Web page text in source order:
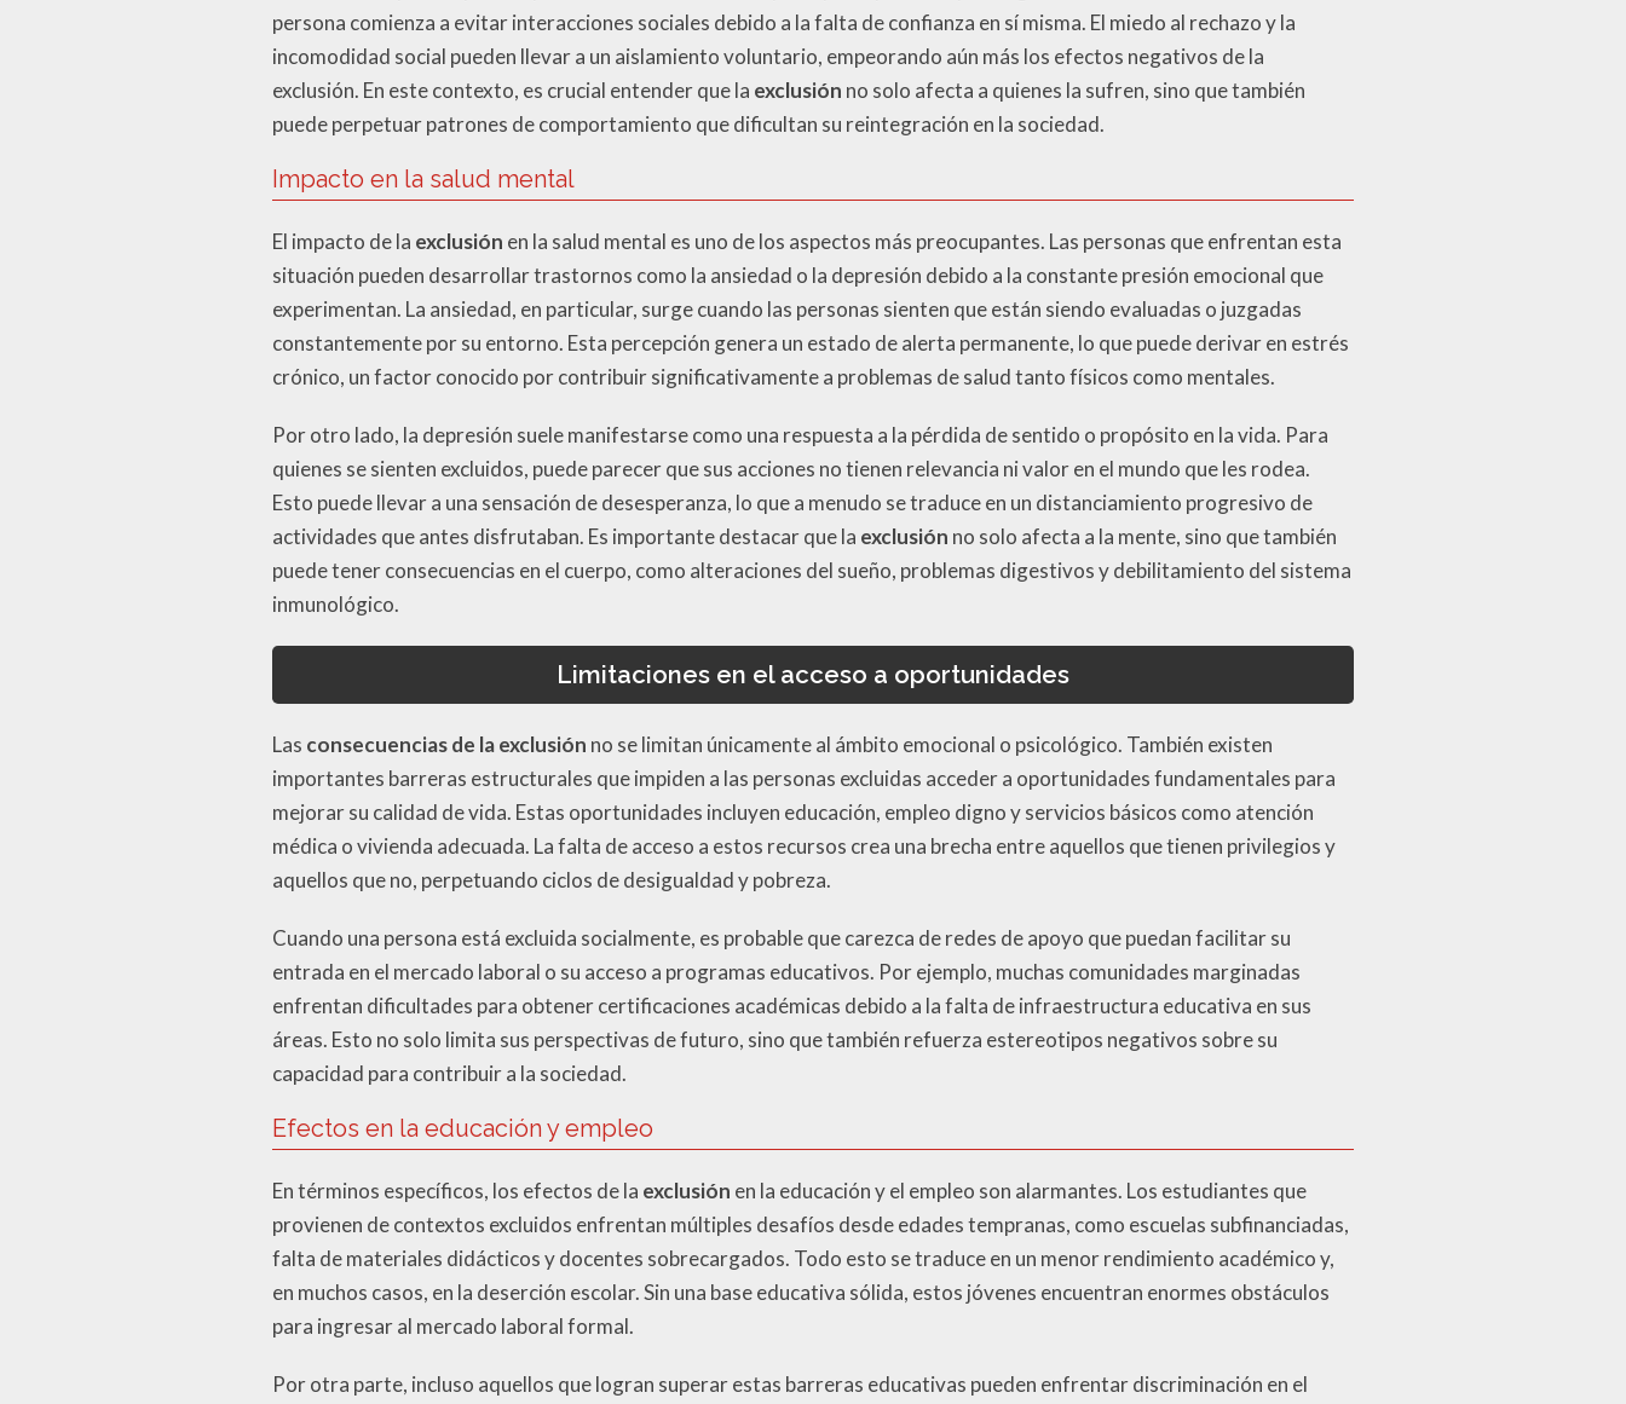
persona comienza a evitar interacciones sociales debido a la falta de confianza en sí misma. El miedo al rechazo y la
incomodidad social pueden llevar a un aislamiento voluntario, empeorando aún más los efectos negativos de la
exclusión. En este contexto, es crucial entender que la exclusión no solo afecta a quienes la sufren, sino que también
puede perpetuar patrones de comportamiento que dificultan su reintegración en la sociedad.
Impacto en la salud mental
El impacto de la exclusión en la salud mental es uno de los aspectos más preocupantes. Las personas que enfrentan esta
situación pueden desarrollar trastornos como la ansiedad o la depresión debido a la constante presión emocional que
experimentan. La ansiedad, en particular, surge cuando las personas sienten que están siendo evaluadas o juzgadas
constantemente por su entorno. Esta percepción genera un estado de alerta permanente, lo que puede derivar en estrés
crónico, un factor conocido por contribuir significativamente a problemas de salud tanto físicos como mentales.
Por otro lado, la depresión suele manifestarse como una respuesta a la pérdida de sentido o propósito en la vida. Para
quienes se sienten excluidos, puede parecer que sus acciones no tienen relevancia ni valor en el mundo que les rodea.
Esto puede llevar a una sensación de desesperanza, lo que a menudo se traduce en un distanciamiento progresivo de
actividades que antes disfrutaban. Es importante destacar que la exclusión no solo afecta a la mente, sino que también
puede tener consecuencias en el cuerpo, como alteraciones del sueño, problemas digestivos y debilitamiento del sistema
inmunológico.
Limitaciones en el acceso a oportunidades
Las consecuencias de la exclusión no se limitan únicamente al ámbito emocional o psicológico. También existen
importantes barreras estructurales que impiden a las personas excluidas acceder a oportunidades fundamentales para
mejorar su calidad de vida. Estas oportunidades incluyen educación, empleo digno y servicios básicos como atención
médica o vivienda adecuada. La falta de acceso a estos recursos crea una brecha entre aquellos que tienen privilegios y
aquellos que no, perpetuando ciclos de desigualdad y pobreza.
Cuando una persona está excluida socialmente, es probable que carezca de redes de apoyo que puedan facilitar su
entrada en el mercado laboral o su acceso a programas educativos. Por ejemplo, muchas comunidades marginadas
enfrentan dificultades para obtener certificaciones académicas debido a la falta de infraestructura educativa en sus
áreas. Esto no solo limita sus perspectivas de futuro, sino que también refuerza estereotipos negativos sobre su
capacidad para contribuir a la sociedad.
Efectos en la educación y empleo
En términos específicos, los efectos de la exclusión en la educación y el empleo son alarmantes. Los estudiantes que
provienen de contextos excluidos enfrentan múltiples desafíos desde edades tempranas, como escuelas subfinanciadas,
falta de materiales didácticos y docentes sobrecargados. Todo esto se traduce en un menor rendimiento académico y,
en muchos casos, en la deserción escolar. Sin una base educativa sólida, estos jóvenes encuentran enormes obstáculos
para ingresar al mercado laboral formal.
Por otra parte, incluso aquellos que logran superar estas barreras educativas pueden enfrentar discriminación en el